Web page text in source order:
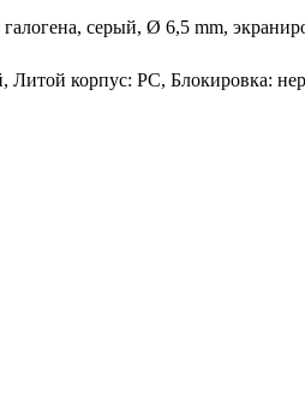
галогена, серый, Ø 6,5 mm,
Литой корпус: PC, Блокировка: